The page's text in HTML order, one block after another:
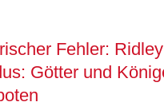
Fehler: Ridley
Götter und